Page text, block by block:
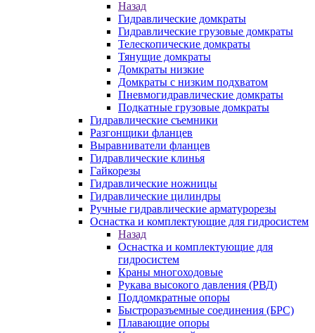
Назад
Гидравлические домкраты
Гидравлические грузовые домкраты
Телескопические домкраты
Тянущие домкраты
Домкраты низкие
Домкраты с низким подхватом
Пневмогидравлические домкраты
Подкатные грузовые домкраты
Гидравлические съемники
Разгонщики фланцев
Выравниватели фланцев
Гидравлические клинья
Гайкорезы
Гидравлические ножницы
Гидравлические цилиндры
Ручные гидравлические арматурорезы
Оснастка и комплектующие для гидросистем
Назад
Оснастка и комплектующие для
гидросистем
Краны многоходовые
Рукава высокого давления (РВД)
Поддомкратные опоры
Быстроразъемные соединения (БРС)
Плавающие опоры